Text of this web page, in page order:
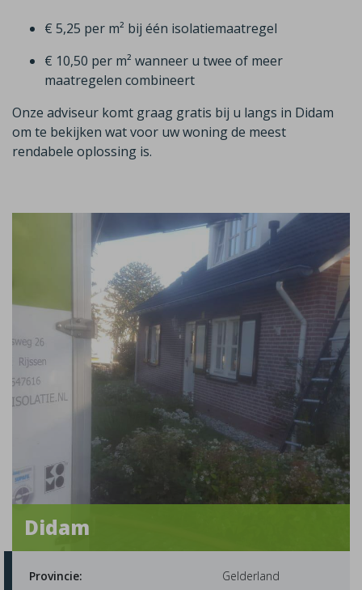
€ 5,25 per m² bij één isolatiemaatregel
€ 10,50 per m² wanneer u twee of meer
maatregelen combineert
Onze adviseur komt graag gratis bij u langs in Didam
om te bekijken wat voor uw woning de meest
rendabele oplossing is.
Didam
Provincie:
Gelderland